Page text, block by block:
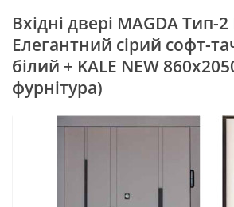
Вхідні двері MAGDA
Елегантний сірий софт-
білий + KALE NEW
фурнітура)